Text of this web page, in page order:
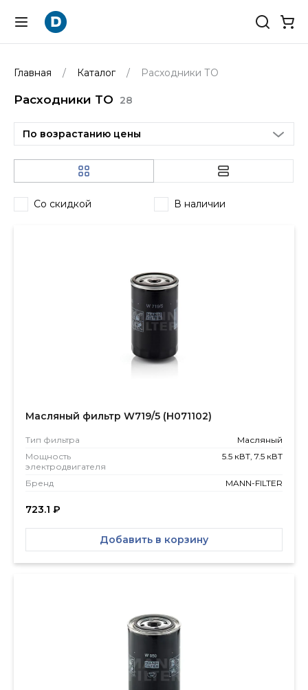
Главная Каталог Расходники ТО
Расходники ТО 28
По возрастанию цены
Со скидкой В наличии
Масляный фильтр W719/5 (H071102)
Тип фильтра
Масляный
Мощность
электродвигателя
5.5 кВТ, 7.5 кВТ
Бренд MANN-FILTER
723.1 ₽
Добавить в корзину